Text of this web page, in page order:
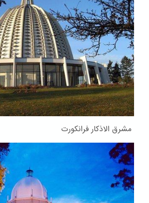
مشرق الاذکار فرانکورت